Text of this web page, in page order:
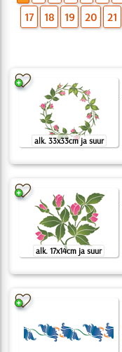
17
18 19 20 21
alk. 33x33cm ja suur
alk. 17x14cm ja suur